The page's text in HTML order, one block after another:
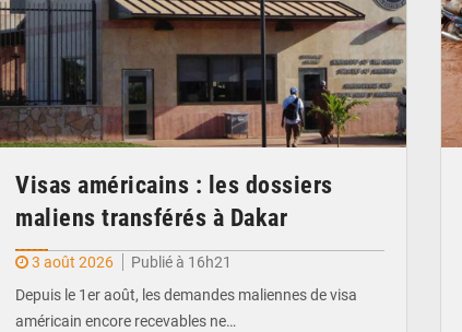
Visas américains : les dossiers
maliens transférés à Dakar
3 août 2026
Publié à 16h21
Depuis le 1er août, les demandes maliennes de visa
américain encore recevables ne…